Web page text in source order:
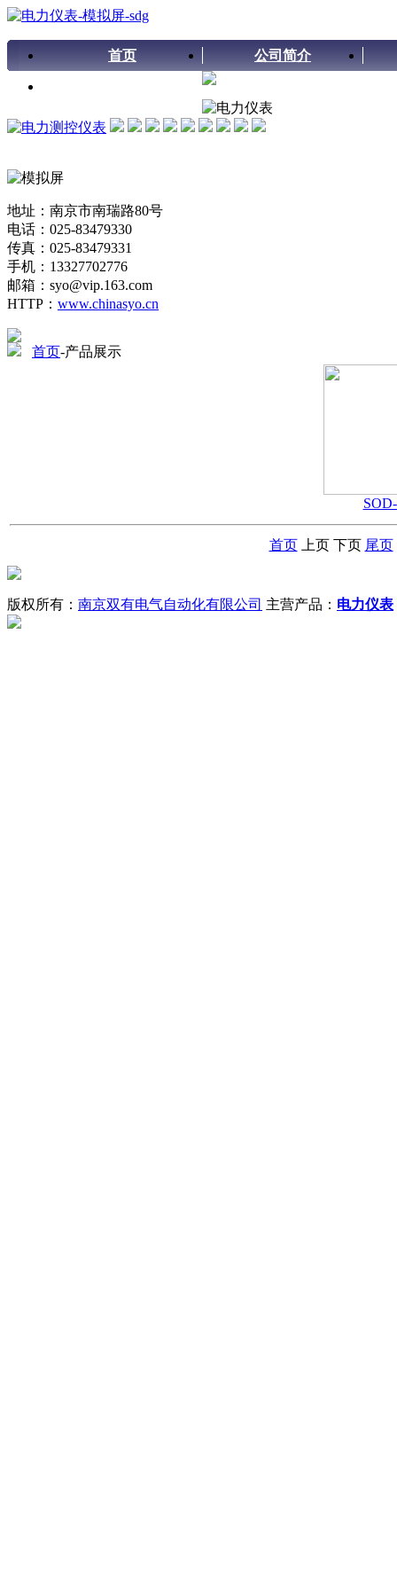
首页 公司简介
地址：南京市南瑞路80号
电话：025-83479330
传真：025-83479331
手机：13327702776
邮箱：syo@vip.163.com
HTTP： www.chinasyo.cn
首页-产品展示
首页 上页 下页 尾页
版权所有： 南京双有电气自动化有限公司 主营产品： 电力仪表